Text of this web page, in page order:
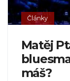
Články
Matěj
máš?